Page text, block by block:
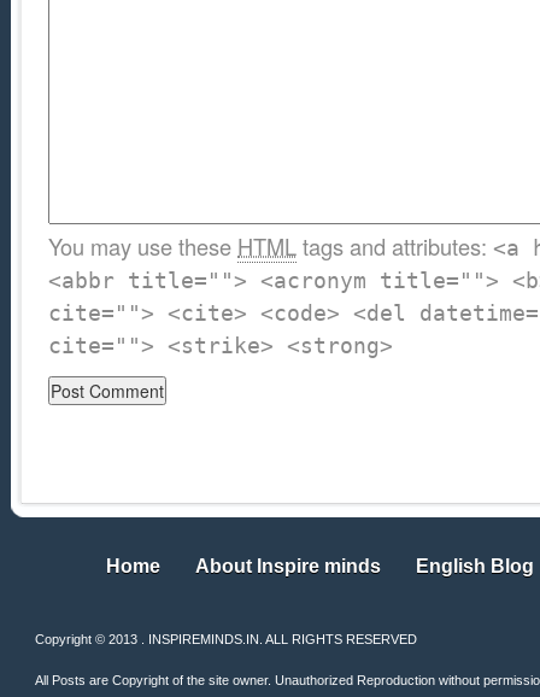
You may use these HTMLtags and attributes: <a
<abbr title=""> <acronym title="">
cite=""> <cite> <code> <del
cite=""> <strike> <strong>
Home
Home About Inspire minds
About Inspire minds English Blog
English Blog
Copyright © 2013 . INSPIREMINDS.IN. ALL RIGHTS RESERVED
All Posts are Copyright of the site owner. Unauthorized Reproduction without